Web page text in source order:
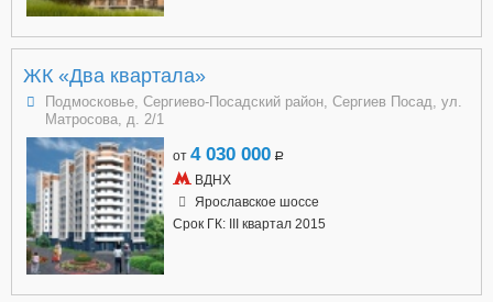
ЖК «Два квартала»
Подмосковье, Сергиево-Посадский район, Сергиев Посад, ул.
Матросова, д. 2/1
от 4 030 000 a
ВДНХ
Ярославское шоссе
Срок ГК: III квартал 2015